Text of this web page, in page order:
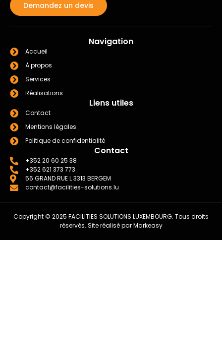
Demandez un devis
Navigation
Accueil
À propos
Services
Réalisations
Liens utiles
Contact
Mentions légales
Politique de confidentialité
Contact
+352 20 60 25 38
+352 621 373 773
56 GRAND RUE L 3313 BERGEM
contact@facilities-solutions.lu
Copyright © 2025 FACILITIES SOLUTIONS LUXEMBOURG. Tous droits
réservés. Site réalisé parMarkeasy